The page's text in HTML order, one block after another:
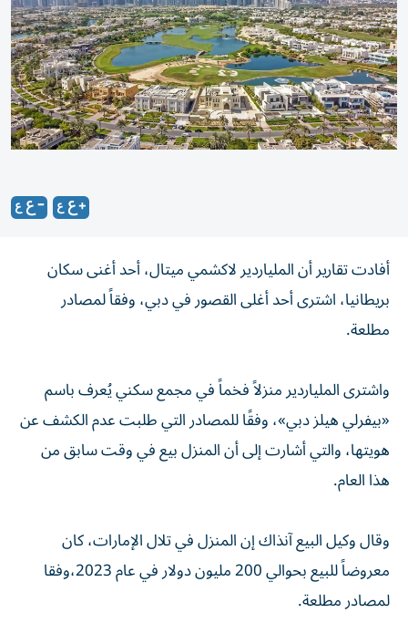
أفادت تقارير أن الملياردير لاكشمي ميتال، أحد أغنى سكان
بريطانيا، اشترى أحد أغلى القصور في دبي، وفقاً لمصادر
مطلعة.
واشترى الملياردير منزلاً فخماً في مجمع سكني يُعرف باسم
«بيفرلي هيلز دبي»، وفقًا للمصادر التي طلبت عدم الكشف عن
هويتها، والتي أشارت إلى أن المنزل بيع في وقت سابق من
هذا العام.
وقال وكيل البيع آنذاك إن المنزل في تلال الإمارات، كان
معروضاً للبيع بحوالي 200 مليون دولار في عام 2023،وفقا
لمصادر مطلعة.